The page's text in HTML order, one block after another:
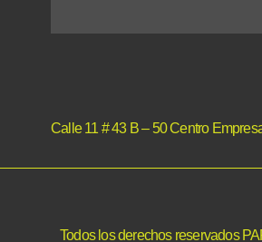
Calle 11 # 43 B – 50 Centro
Todos los derechos reservados